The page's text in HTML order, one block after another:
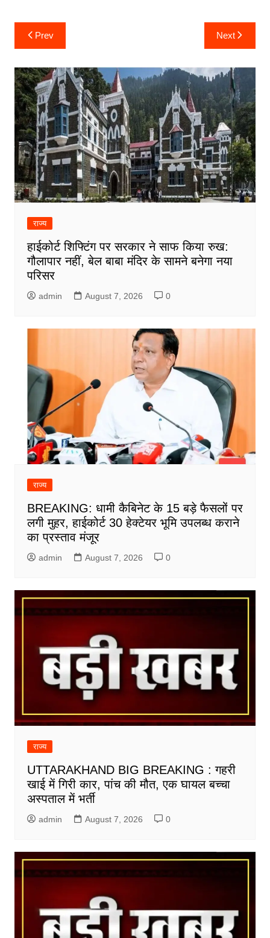
Post
navigation
Prev Next
राज्य
हाईकोर्ट शिफ्टिंग पर सरकार ने साफ किया रुख:
गौलापार नहीं, बेल बाबा मंदिर के सामने बनेगा नया
परिसर
admin August 7, 2026 0
राज्य
BREAKING: धामी कैबिनेट के 15 बड़े फैसलों पर
लगी मुहर, हाईकोर्ट 30 हेक्टेयर भूमि उपलब्ध कराने
का प्रस्ताव मंजूर
admin August 7, 2026 0
राज्य
UTTARAKHAND BIG BREAKING : गहरी
खाई में गिरी कार, पांच की मौत, एक घायल बच्चा
अस्पताल में भर्ती
admin August 7, 2026 0